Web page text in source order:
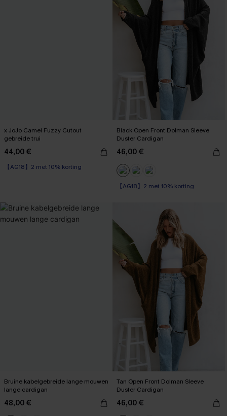
x JoJo Camel Fuzzy Cutout
gebreide trui
44,00 €
【AG18】2 met 10% korting
High Waist
Black Open Front Dolman Sleeve
Duster Cardigan
46,00 €
【AG18】2 met 10% korting
Bruine kabelgebreide lange mouwen
lange cardigan
48,00 €
Tan Open Front Dolman Sleeve
Duster Cardigan
46,00 €